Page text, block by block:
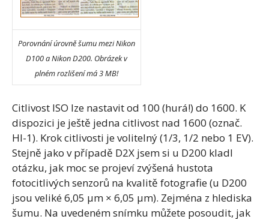
Porovnání úrovně šumu mezi Nikon
D100 a Nikon D200. Obrázek v
plném rozlišení má 3 MB!
Citlivost ISO lze nastavit od 100 (hurá!) do 1600. K
dispozici je ještě jedna citlivost nad 1600 (označ.
HI-1). Krok citlivosti je volitelný (1/3, 1/2 nebo 1 EV).
Stejně jako v případě D2X jsem si u D200 kladl
otázku, jak moc se projeví zvýšená hustota
fotocitlivých senzorů na kvalitě fotografie (u D200
jsou veliké 6,05 µm × 6,05 µm). Zejména z hlediska
šumu. Na uvedeném snímku můžete posoudit, jak